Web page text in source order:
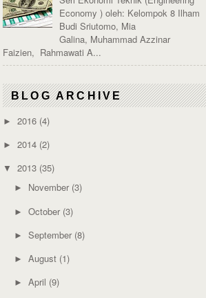
Economy ) oleh: Kelompok 8 Ilham
Budi Sriutomo, Mia
Galina, Muhammad Azzinar
Faizien, Rahmawati A...
BLOG ARCHIVE
► 2016 (4)
► 2014 (2)
▼ 2013 (35)
► November (3)
► October (3)
► September (8)
► August (1)
► April (9)